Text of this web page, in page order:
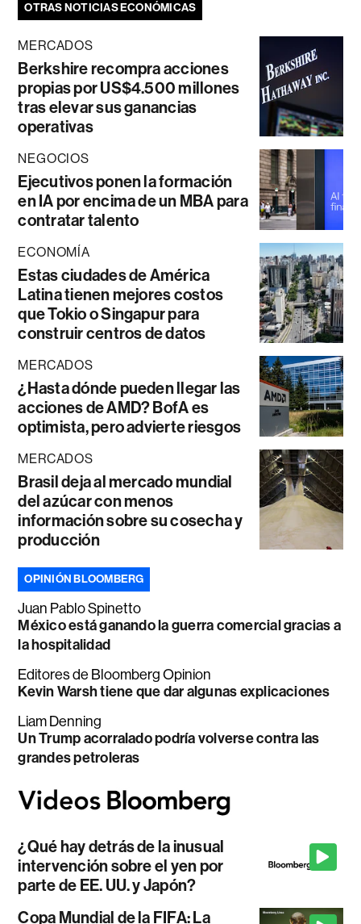
OTRAS NOTICIAS ECONÓMICAS
MERCADOS
Berkshire recompra acciones
propias por US$4.500 millones
tras elevar sus ganancias
operativas
NEGOCIOS
Ejecutivos ponen la formación
en IA por encima de un MBA para
contratar talento
ECONOMÍA
Estas ciudades de América
Latina tienen mejores costos
que Tokio o Singapur para
construir centros de datos
MERCADOS
¿Hasta dónde pueden llegar las
acciones de AMD? BofA es
optimista, pero advierte riesgos
MERCADOS
Brasil deja al mercado mundial
del azúcar con menos
información sobre su cosecha y
producción
OPINIÓN BLOOMBERG
Juan Pablo Spinetto
México está ganando la guerra comercial gracias a
la hospitalidad
Editores de Bloomberg Opinion
Kevin Warsh tiene que dar algunas explicaciones
Liam Denning
Un Trump acorralado podría volverse contra las
grandes petroleras
¿Qué hay detrás de la inusual
intervención sobre el yen por
parte de EE. UU. y Japón?
Copa Mundial de la FIFA: La